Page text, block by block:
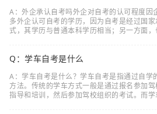
A：外企承认自考吗外企对自考的认可程度因
多外企认可自考的学历，因为自考是经过国
式，其学历与普通本科学历相当；另一方面，
Q：学车自考是什么
A：学车自考是什么？学车自考是指通过自学
方法。传统的学车方式一般是通过报名参加
指导和培训，然后参加驾校组织的考试。而学